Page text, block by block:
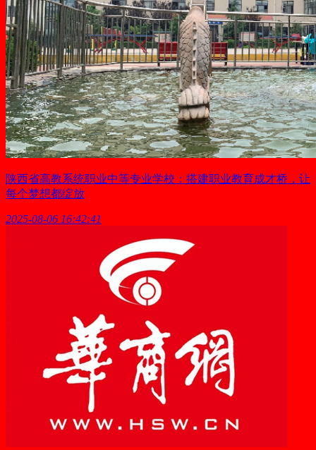
陕西省高教系统职业中等专业学校：搭建职业教育成才桥，让
每个梦想都绽放
2025-08-06 16:42:41